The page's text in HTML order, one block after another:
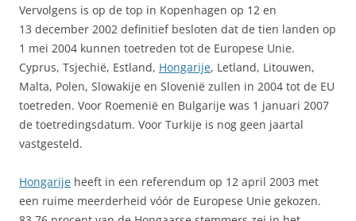
Vervolgens is op de top in Kopenhagen op 12 en
13 december 2002 definitief besloten dat de tien landen op
1 mei 2004 kunnen toetreden tot de Europese Unie.
Cyprus, Tsjechië, Estland, Hongarije, Letland, Litouwen,
Malta, Polen, Slowakije en Slovenië zullen in 2004 tot de EU
toetreden. Voor Roemenië en Bulgarije was 1 januari 2007
de toetredingsdatum. Voor Turkije is nog geen jaartal
vastgesteld.
Hongarije heeft in een referendum op 12 april 2003 met
een ruime meerderheid vóór de Europese Unie gekozen.